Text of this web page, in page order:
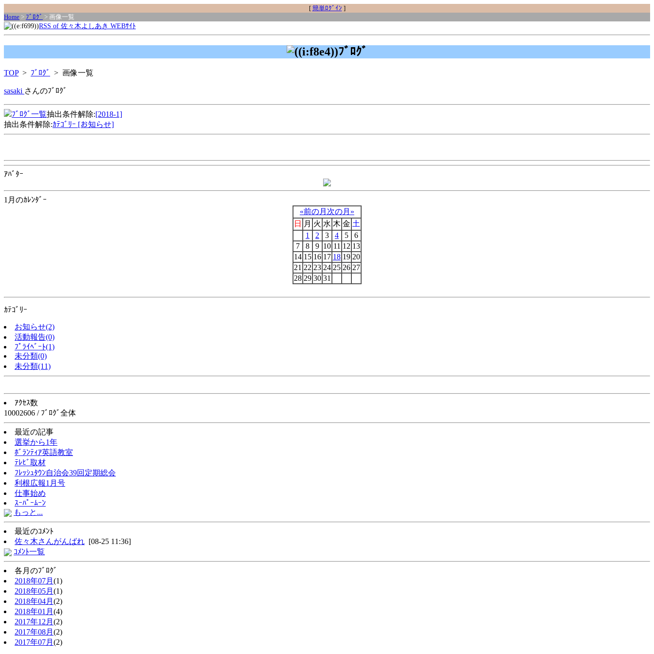
[ 簡単ﾛｸﾞｲﾝ ]
Home > ﾌﾞﾛｸﾞ > 画像一覧
RSS of 佐々木よしあき WEBｻｲﾄ
ﾌﾞﾛｸﾞ
TOP> ﾌﾞﾛｸﾞ > 画像一覧
sasaki さんのﾌﾞﾛｸﾞ
ﾌﾞﾛｸﾞ一覧抽出条件解除:[2018-1]
抽出条件解除:ｶﾃｺﾞﾘｰ [お知らせ]
ｱﾊﾞﾀｰ
1月のｶﾚﾝﾀﾞｰ
«前の月 次の月»
日
月 火 水 木 金 土
1
2 3 4 5
6
7
8 9 10 11 12 13
14 15 16 17 18 19 20
21 22 23 24 25 26 27
28 29 30 31
ｶﾃｺﾞﾘｰ
お知らせ(2)
活動報告(0)
ﾌﾟﾗｲﾍﾞｰﾄ(1)
未分類(0)
未分類(11)
ｱｸｾｽ数
10002606 / ﾌﾞﾛｸﾞ全体
最近の記事
選挙から1年
ﾎﾞﾗﾝﾃｨｱ英語教室
ﾃﾚﾋﾞ取材
ﾌﾚｯｼｭﾀｳﾝ自治会39回定期総会
利根広報1月号
仕事始め
ｽｰﾊﾟｰﾑｰﾝ
もっと...
最近のｺﾒﾝﾄ
佐々木さんがんばれ [08-25 11:36]
ｺﾒﾝﾄ一覧
各月のﾌﾞﾛｸﾞ
2018年07月 (1)
2018年05月 (1)
2018年04月 (2)
2018年01月 (4)
2017年12月 (2)
2017年08月 (2)
2017年07月 (2)